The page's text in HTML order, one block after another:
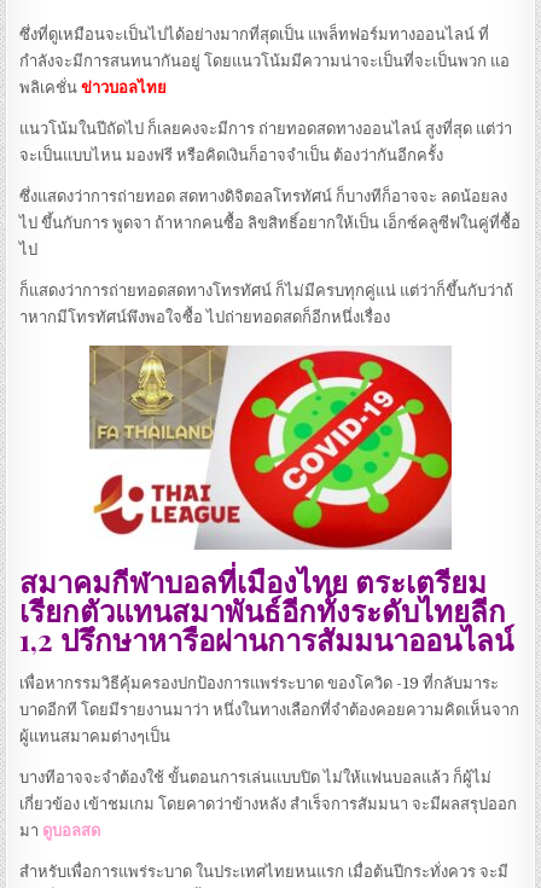
ซึ่งที่ดูเหมือนจะเป็นไปได้อย่างมากที่สุดเป็น แพล็ทฟอร์มทางออนไลน์ ที่
กำลังจะมีการสนทนากันอยู่ โดยแนวโน้มมีความน่าจะเป็นที่จะเป็นพวก แอ
พลิเคชั่นข่าวบอลไทย
แนวโน้มในปีถัดไป ก็เลยคงจะมีการ ถ่ายทอดสดทางออนไลน์ สูงที่สุด แต่ว่า
จะเป็นแบบไหน มองฟรี หรือคิดเงินก็อาจจำเป็น ต้องว่ากันอีกครั้ง
ซึ่งแสดงว่าการถ่ายทอด สดทางดิจิตอลโทรทัศน์ ก็บางทีก็อาจจะ ลดน้อยลง
ไป ขึ้นกับการ พูดจา ถ้าหากคนซื้อ ลิขสิทธิ์อยากให้เป็น เอ็กซ์คลูซีฟในคู่ที่ซื้อ
ไป
ก็แสดงว่าการถ่ายทอดสดทางโทรทัศน์ ก็ไม่มีครบทุกคู่แน่ แต่ว่าก็ขึ้นกับว่าถ้
าหากมีโทรทัศน์พึงพอใจซื้อ ไปถ่ายทอดสดก็อีกหนึ่งเรื่อง
สมาคมกีฬาบอลที่เมืองไทย ตระเตรียม
เรียกตัวแทนสมาพันธ์อีกทั้งระดับไทยลีก
1,2 ปรึกษาหารือผ่านการสัมมนาออนไลน์
เพื่อหากรรมวิธีคุ้มครองปกป้องการแพร่ระบาด ของโควิด -19 ที่กลับมาระ
บาดอีกที โดยมีรายงานมาว่า หนึ่งในทางเลือกที่จำต้องคอยความคิดเห็นจาก
ผู้แทนสมาคมต่างๆเป็น
บางทีอาจจะจำต้องใช้ ขั้นตอนการเล่นแบบปิด ไม่ให้แฟนบอลแล้ว ก็ผู้ไม่
เกี่ยวข้อง เข้าชมเกม โดยคาดว่าข้างหลัง สำเร็จการสัมมนา จะมีผลสรุปออก
มา ดูบอลสด
สำหรับเพื่อการแพร่ระบาด ในประเทศไทยหนแรก เมื่อต้นปีกระทั่งควร จะมี